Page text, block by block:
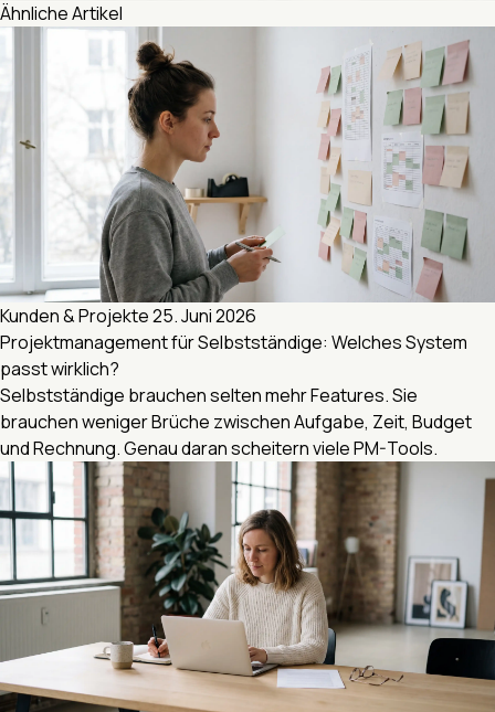
Ähnliche Artikel
Kunden & Projekte25. Juni 2026
Projektmanagement für Selbstständige: Welches System
passt wirklich?
Selbstständige brauchen selten mehr Features. Sie
brauchen weniger Brüche zwischen Aufgabe, Zeit, Budget
und Rechnung. Genau daran scheitern viele PM-Tools.